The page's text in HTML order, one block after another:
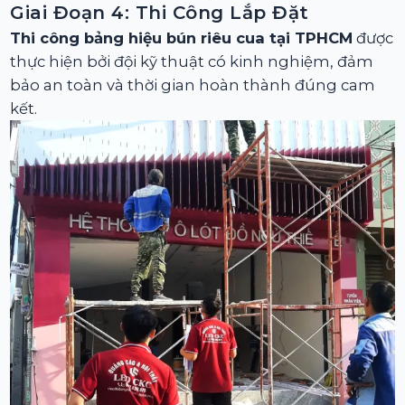
Giai Đoạn 4: Thi Công Lắp Đặt
Thi công bảng hiệu bún riêu cua tại TPHCM được
thực hiện bởi đội kỹ thuật có kinh nghiệm, đảm
bảo an toàn và thời gian hoàn thành đúng cam
kết.